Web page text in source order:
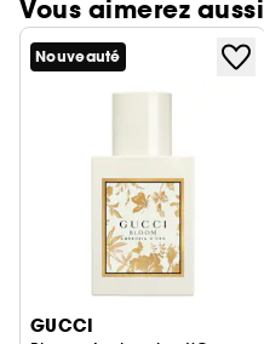
Vous aimerez aussi
Ignorer le carrousel produits
Nouveauté
GUCCI